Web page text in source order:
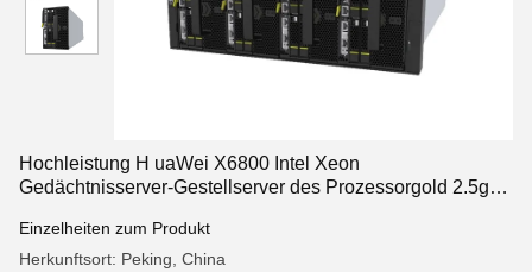
Hochleistung H uaWei X6800 Intel Xeon
Gedächtnisserver-Gestellserver des Prozessorgold 2.5ghz
Einzelheiten zum Produkt
Herkunftsort: Peking, China